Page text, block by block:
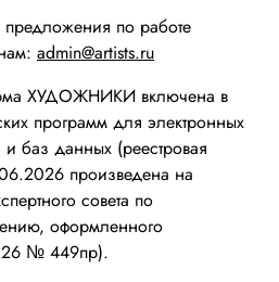
по работе
admin@artists.ru
ХУДОЖНИКИ включена в
программ для электронных
баз данных (реестровая
произведена на
совета по
оформленного
№ 449пр).